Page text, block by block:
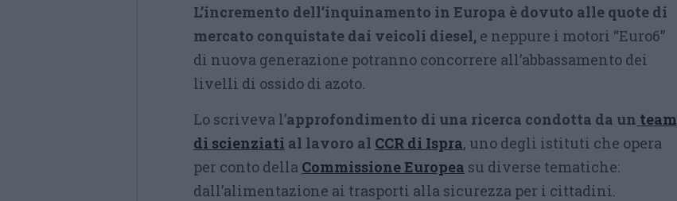
L’incremento dell’inquinamento in Europa è dovuto alle quote di
mercato conquistate dai veicoli diesel, e neppure i motori “Euro6”
di nuova generazione potranno concorrere all’abbassamento dei
livelli di ossido di azoto.
Lo scriveva l’approfondimento di una ricerca condotta da un team
di scienziati al lavoro al CCR di Ispra, uno degli istituti che opera
per conto della Commissione Europea su diverse tematiche:
dall’alimentazione ai trasporti alla sicurezza per i cittadini.